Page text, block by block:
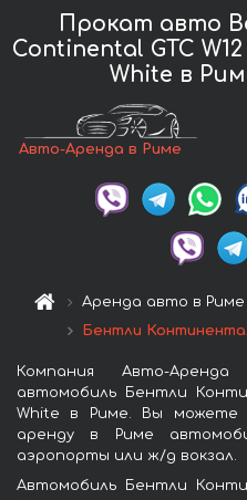
Прокат авто
Continental GTC
White в
Авто-Аренда в Риме
Аренда авто в Риме
Бентли
Компания Авто-
автомобиль Бентли
White в Риме. Вы можете
аренду в Риме
аэропорты или ж/д вокзал.
Автомобиль Бентли